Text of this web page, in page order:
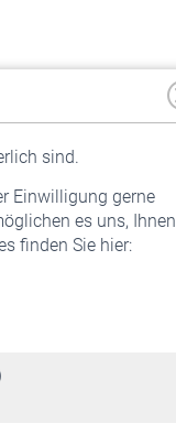
sind.
Einwilligung gerne
es uns, Ihnen
finden Sie hier: